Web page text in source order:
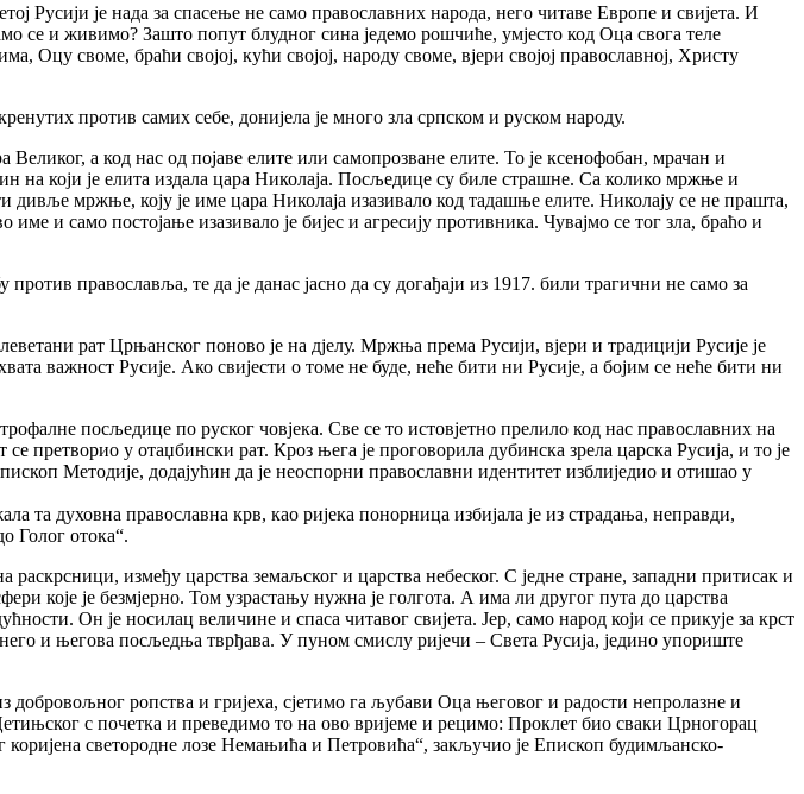
Русији је нада за спасење не само православних народа, него читаве Европе и свијета. И
се и живимо? Зашто попут блудног сина једемо рошчиће, умјесто код Оца свога теле
своме, браћи својој, кући својој, народу своме, вјери својој православној, Христу
против самих себе, донијела је много зла српском и руском народу.
а код нас од појаве елите или самопрозване елите. То је ксенофобан, мрачан и
на који је елита издала цара Николаја. Посљедице су биле страшне. Са колико мржње и
дивље мржње, коју је име цара Николаја изазивало код тадашње елите. Николају се не прашта,
и само постојање изазивало је бијес и агресију противника. Чувајмо се тог зла, браћо и
православља, те да је данас јасно да су догађаји из 1917. били трагични не само за
рат Црњанског поново је на дјелу. Мржња према Русији, вјери и традицији Русије је
важност Русије. Ако свијести о томе не буде, неће бити ни Русије, а бојим се неће бити ни
посљедице по руског човјека. Све се то истовјетно прелило код нас православних на
претворио у отаџбински рат. Кроз њега је проговорила дубинска зрела царска Русија, и то је
Методије, додајућин да је неоспорни православни идентитет изблиједио и отишао у
та духовна православна крв, као ријека понорница избијала је из страдања, неправди,
Голог отока“.
између царства земаљског и царства небеског. С једне стране, западни притисак и
које је безмјерно. Том узрастању нужна је голгота. А има ли другог пута до царства
Он је носилац величине и спаса читавог свијета. Јер, само народ који се прикује за крст
и његова посљедња тврђава. У пуном смислу ријечи – Света Русија, једино упориште
ропства и гријеха, сјетимо га љубави Оца његовог и радости непролазне и
с почетка и преведимо то на ово вријеме и рецимо: Проклет био сваки Црногорац
коријена светородне лозе Немањића и Петровића“, закључио је Епископ будимљанско-